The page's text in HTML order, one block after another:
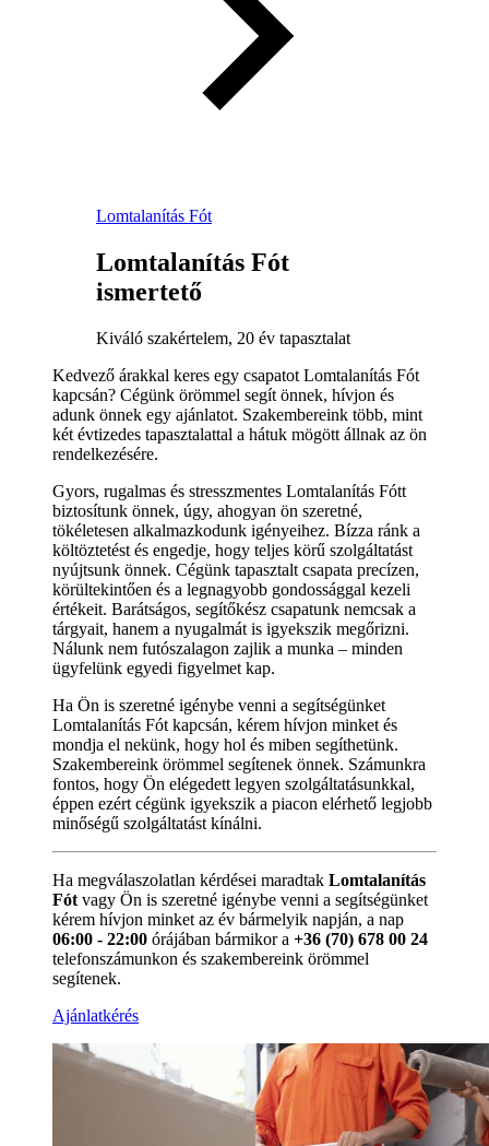
Lomtalanítás Fót
Lomtalanítás Fót
ismertető
Kiváló szakértelem, 20 év tapasztalat
Kedvező árakkal keres egy csapatot Lomtalanítás Fót
kapcsán? Cégünk örömmel segít önnek, hívjon és
adunk önnek egy ajánlatot. Szakembereink több, mint
két évtizedes tapasztalattal a hátuk mögött állnak az ön
rendelkezésére.
Gyors, rugalmas és stresszmentes Lomtalanítás Fótt
biztosítunk önnek, úgy, ahogyan ön szeretné,
tökéletesen alkalmazkodunk igényeihez. Bízza ránk a
költöztetést és engedje, hogy teljes körű szolgáltatást
nyújtsunk önnek. Cégünk tapasztalt csapata precízen,
körültekintően és a legnagyobb gondossággal kezeli
értékeit. Barátságos, segítőkész csapatunk nemcsak a
tárgyait, hanem a nyugalmát is igyekszik megőrizni.
Nálunk nem futószalagon zajlik a munka – minden
ügyfelünk egyedi figyelmet kap.
Ha Ön is szeretné igénybe venni a segítségünket
Lomtalanítás Fót kapcsán, kérem hívjon minket és
mondja el nekünk, hogy hol és miben segíthetünk.
Szakembereink örömmel segítenek önnek. Számunkra
fontos, hogy Ön elégedett legyen szolgáltatásunkkal,
éppen ezért cégünk igyekszik a piacon elérhető legjobb
minőségű szolgáltatást kínálni.
Ha megválaszolatlan kérdései maradtak Lomtalanítás
Fót vagy Ön is szeretné igénybe venni a segítségünket
kérem hívjon minket az év bármelyik napján, a nap
06:00 - 22:00 órájában bármikor a +36 (70) 678 00 24
telefonszámunkon és szakembereink örömmel
segítenek.
Ajánlatkérés